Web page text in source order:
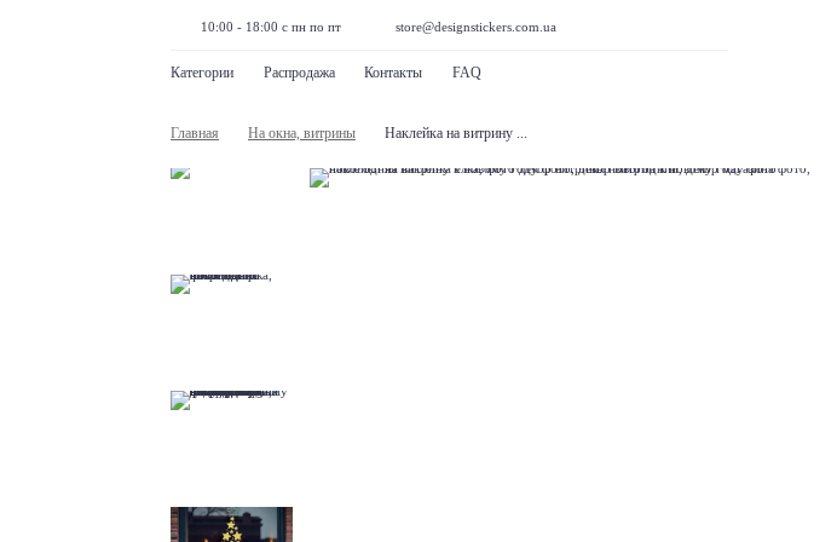
10:00 - 18:00 с пн по пт store@designstickers.com.ua
Категории Распродажа Контакты FAQ
Главная На окна, витрины Наклейка на витрину ...